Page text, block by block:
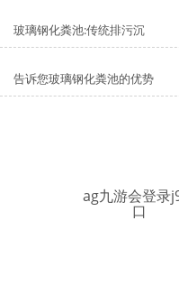
玻璃钢化粪池:传统排污沉
告诉您玻璃钢化粪池的优势
ag九游会登录
口